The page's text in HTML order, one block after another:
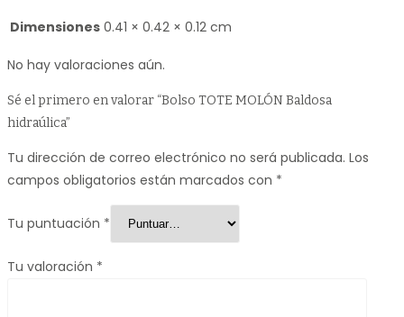
Dimensiones 0.41 × 0.42 × 0.12 cm
No hay valoraciones aún.
Sé el primero en valorar “Bolso TOTE MOLÓN Baldosa
hidraúlica”
Tu dirección de correo electrónico no será publicada. Los
campos obligatorios están marcados con *
Tu puntuación *
Tu valoración *